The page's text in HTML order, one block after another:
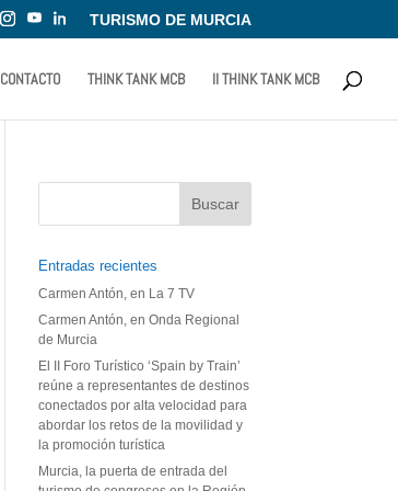
TURISMO DE MURCIA
CONTACTO THINK TANK MCB II THINK TANK MCB
Entradas recientes
Carmen Antón, en La 7 TV
Carmen Antón, en Onda Regional
de Murcia
El II Foro Turístico ‘Spain by Train’
reúne a representantes de destinos
conectados por alta velocidad para
abordar los retos de la movilidad y
la promoción turística
Murcia, la puerta de entrada del